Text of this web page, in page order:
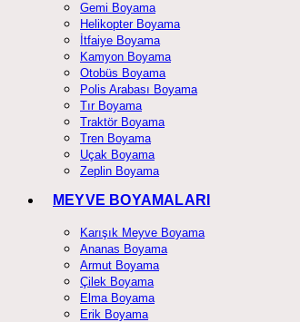
Gemi Boyama
Helikopter Boyama
İtfaiye Boyama
Kamyon Boyama
Otobüs Boyama
Polis Arabası Boyama
Tır Boyama
Traktör Boyama
Tren Boyama
Uçak Boyama
Zeplin Boyama
MEYVE BOYAMALARI
Karışık Meyve Boyama
Ananas Boyama
Armut Boyama
Çilek Boyama
Elma Boyama
Erik Boyama